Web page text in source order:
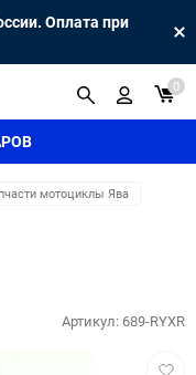
Оплата при
0
мотоциклы Ява
Артикул: 689-RYXR